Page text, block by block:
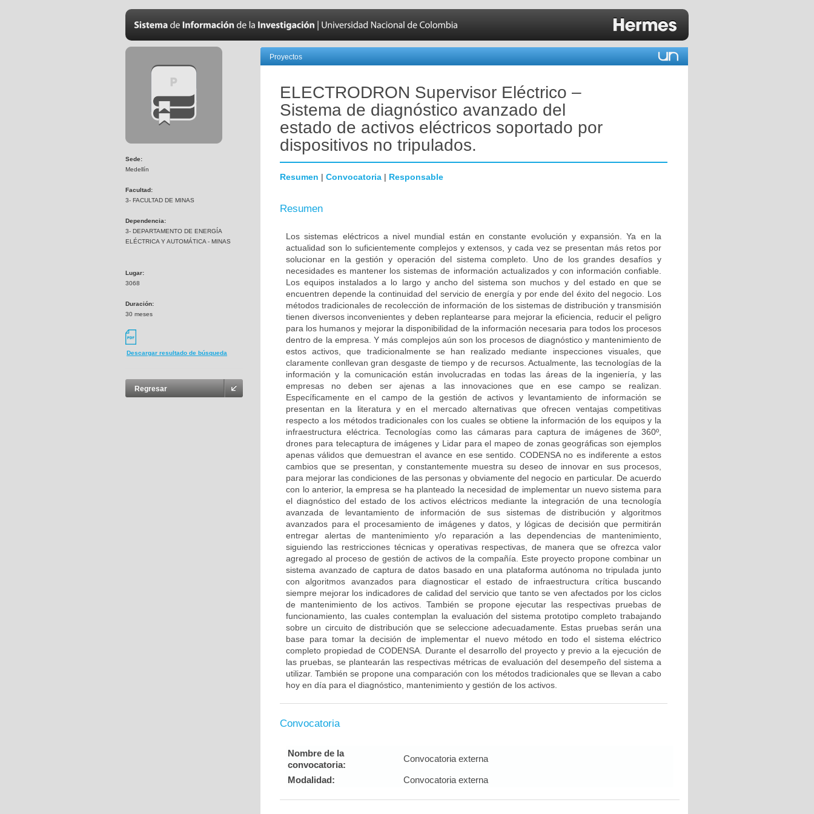
Sede:
Medellín
Facultad:
3- FACULTAD DE MINAS
Dependencia:
3- DEPARTAMENTO DE ENERGÍA
ELÉCTRICA Y AUTOMÁTICA - MINAS
Lugar:
3068
Duración:
30 meses
Descargar resultado de búsqueda
Regresar
Proyectos
ELECTRODRON Supervisor Eléctrico –
Sistema de diagnóstico avanzado del
estado de activos eléctricos soportado por
dispositivos no tripulados.
Resumen | Convocatoria | Responsable
Resumen
Los sistemas eléctricos a nivel mundial están en constante evolución y expansión. Ya en la
actualidad son lo suficientemente complejos y extensos, y cada vez se presentan más retos por
solucionar en la gestión y operación del sistema completo. Uno de los grandes desafíos y
necesidades es mantener los sistemas de información actualizados y con información confiable.
Los equipos instalados a lo largo y ancho del sistema son muchos y del estado en que se
encuentren depende la continuidad del servicio de energía y por ende del éxito del negocio. Los
métodos tradicionales de recolección de información de los sistemas de distribución y transmisión
tienen diversos inconvenientes y deben replantearse para mejorar la eficiencia, reducir el peligro
para los humanos y mejorar la disponibilidad de la información necesaria para todos los procesos
dentro de la empresa. Y más complejos aún son los procesos de diagnóstico y mantenimiento de
estos activos, que tradicionalmente se han realizado mediante inspecciones visuales, que
claramente conllevan gran desgaste de tiempo y de recursos. Actualmente, las tecnologías de la
información y la comunicación están involucradas en todas las áreas de la ingeniería, y las
empresas no deben ser ajenas a las innovaciones que en ese campo se realizan.
Específicamente en el campo de la gestión de activos y levantamiento de información se
presentan en la literatura y en el mercado alternativas que ofrecen ventajas competitivas
respecto a los métodos tradicionales con los cuales se obtiene la información de los equipos y la
infraestructura eléctrica. Tecnologías como las cámaras para captura de imágenes de 360º,
drones para telecaptura de imágenes y Lidar para el mapeo de zonas geográficas son ejemplos
apenas válidos que demuestran el avance en ese sentido. CODENSA no es indiferente a estos
cambios que se presentan, y constantemente muestra su deseo de innovar en sus procesos,
para mejorar las condiciones de las personas y obviamente del negocio en particular. De acuerdo
con lo anterior, la empresa se ha planteado la necesidad de implementar un nuevo sistema para
el diagnóstico del estado de los activos eléctricos mediante la integración de una tecnología
avanzada de levantamiento de información de sus sistemas de distribución y algoritmos
avanzados para el procesamiento de imágenes y datos, y lógicas de decisión que permitirán
entregar alertas de mantenimiento y/o reparación a las dependencias de mantenimiento,
siguiendo las restricciones técnicas y operativas respectivas, de manera que se ofrezca valor
agregado al proceso de gestión de activos de la compañía. Este proyecto propone combinar un
sistema avanzado de captura de datos basado en una plataforma autónoma no tripulada junto
con algoritmos avanzados para diagnosticar el estado de infraestructura crítica buscando
siempre mejorar los indicadores de calidad del servicio que tanto se ven afectados por los ciclos
de mantenimiento de los activos. También se propone ejecutar las respectivas pruebas de
funcionamiento, las cuales contemplan la evaluación del sistema prototipo completo trabajando
sobre un circuito de distribución que se seleccione adecuadamente. Estas pruebas serán una
base para tomar la decisión de implementar el nuevo método en todo el sistema eléctrico
completo propiedad de CODENSA. Durante el desarrollo del proyecto y previo a la ejecución de
las pruebas, se plantearán las respectivas métricas de evaluación del desempeño del sistema a
utilizar. También se propone una comparación con los métodos tradicionales que se llevan a cabo
hoy en día para el diagnóstico, mantenimiento y gestión de los activos.
Convocatoria
Nombre de la
convocatoria:
Convocatoria externa
Modalidad: Convocatoria externa